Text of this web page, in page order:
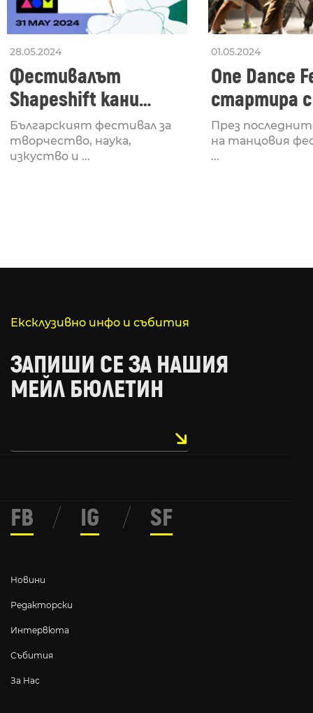
28.05.2024
Фестивалът
Shapeshift кани
Fabrizio Mammarella
за откриването си
Българският фестивал за
творчество, наука,
изкуство и ...
01.05.2024
One Dance
стартира
Lucid,
рейв
През
на танцовия
...
Ексклузивно инфо и събития
ЗАПИШИ СЕ ЗА НАШИЯ
МЕЙЛ БЮЛЕТИН
Новини
Редакторски
Интервюта
Събития
За Нас
FB / IG / SF